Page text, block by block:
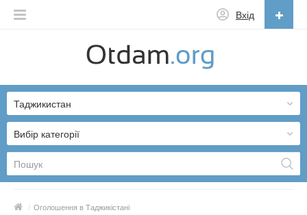
Вхід
English
Русский
Українська
Вибір категорії
Таджикистан
/ Оголошення в Таджикістані